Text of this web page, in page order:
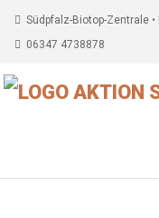
Südpfalz-Biotop-Zentrale
06347 4738878